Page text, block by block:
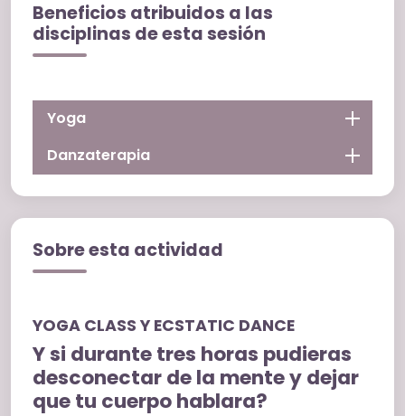
Beneficios atribuidos a las
disciplinas de esta sesión
Yoga
Danzaterapia
Sobre esta actividad
YOGA CLASS Y ECSTATIC DANCE
Y si durante tres horas pudieras
desconectar de la mente y dejar
que tu cuerpo hablara?